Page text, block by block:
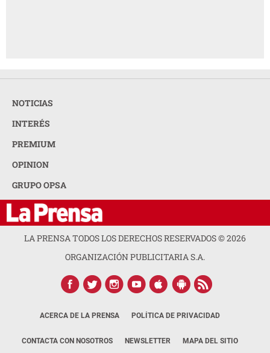
NOTICIAS
INTERÉS
PREMIUM
OPINION
GRUPO OPSA
LA PRENSA TODOS LOS DERECHOS RESERVADOS ©2026
ORGANIZACIÓN PUBLICITARIA S.A.
ACERCA DE LA PRENSA POLÍTICA DE PRIVACIDAD
CONTACTA CON NOSOTROS NEWSLETTER MAPA DEL SITIO